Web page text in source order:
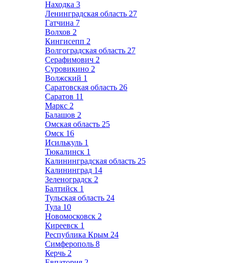
Находка 3
Ленинградская область 27
Гатчина 7
Волхов 2
Кингисепп 2
Волгоградская область 27
Серафимович 2
Суровикино 2
Волжский 1
Саратовская область 26
Саратов 11
Маркс 2
Балашов 2
Омская область 25
Омск 16
Исилькуль 1
Тюкалинск 1
Калининградская область 25
Калининград 14
Зеленоградск 2
Балтийск 1
Тульская область 24
Тула 10
Новомосковск 2
Киреевск 1
Республика Крым 24
Симферополь 8
Керчь 2